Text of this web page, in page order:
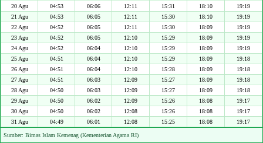
20 Agu
04:53 06:06 12:11 15:31 18:10
19:19
21 Agu
04:53 06:05 12:11 15:30 18:10
19:19
22 Agu
04:52 06:05 12:11 15:30 18:09
19:19
23 Agu
04:52 06:05 12:10 15:29 18:09
19:19
24 Agu
04:52 06:04 12:10 15:29 18:09
19:19
25 Agu
04:51 06:04 12:10 15:29 18:09
19:18
26 Agu
04:51 06:04 12:10 15:28 18:09
19:18
27 Agu
04:51 06:03 12:09 15:27 18:09
19:18
28 Agu
04:50 06:03 12:09 15:27 18:09
19:18
29 Agu
04:50 06:02 12:09 15:26 18:08
19:17
30 Agu
04:50 06:02 12:08 15:26 18:08
19:17
31 Agu
04:49 06:01 12:08 15:25 18:08 19:17
Sumber: Bimas Islam Kemenag (Kementerian Agama RI)